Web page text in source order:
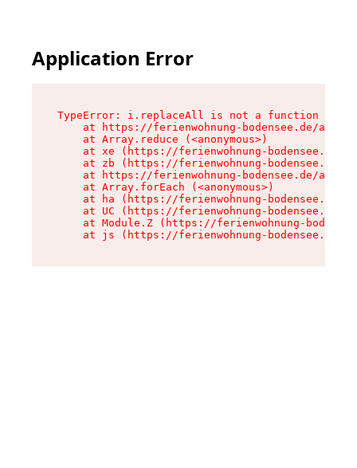
Application Error
TypeError: i.replaceAll is not a function
at https://ferienwohnung-bodensee.de/
    at Array.reduce (<anonymous>)
at xe (https://ferienwohnung-bodensee.de/
at zb (https://ferienwohnung-bodensee.de/
at https://ferienwohnung-bodensee.de/
    at Array.forEach (<anonymous>)
at ha (https://ferienwohnung-bodensee.de/
at UC (https://ferienwohnung-bodensee.de/
at Module.Z (https://ferienwohnung-
at js (https://ferienwohnung-bodensee.de/